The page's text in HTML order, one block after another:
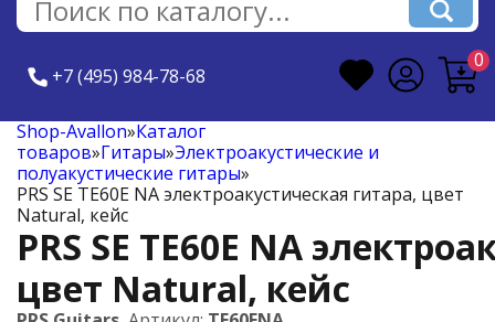
+7 (495) 984-78-68
0
Shop-Avallon»Каталог
товаров»Гитары»Электроакустические и
полуакустические гитары»
PRS SE TE60E NA электроакустическая гитара, цвет
Natural, кейс
PRS SE TE60E NA
цвет Natural, кейс